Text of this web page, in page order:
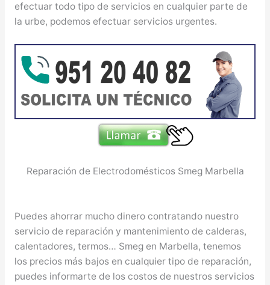
efectuar todo tipo de servicios en cualquier parte de
la urbe, podemos efectuar servicios urgentes.
Reparación de Electrodomésticos Smeg Marbella
Puedes ahorrar mucho dinero contratando nuestro
servicio de reparación y mantenimiento de calderas,
calentadores, termos… Smeg en Marbella, tenemos
los precios más bajos en cualquier tipo de reparación,
puedes informarte de los costos de nuestros servicios